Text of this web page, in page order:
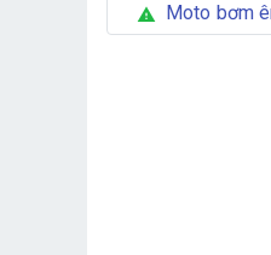
warning Moto bơm